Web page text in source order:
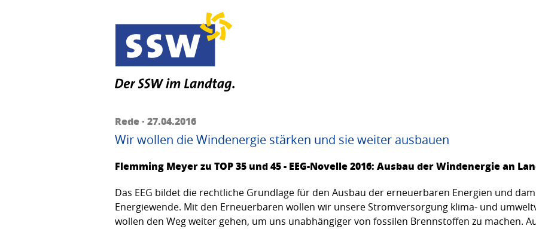
Rede · 27.04.2016
Wir wollen die Windenergie stärken und sie weiter ausbauen
Flemming Meyer zu TOP 35 und 45 - EEG-Novelle 2016: Ausbau der Windenergie an
Das EEG bildet die rechtliche Grundlage für den Ausbau der erneuerbaren Energien und
Energiewende. Mit den Erneuerbaren wollen wir unsere Stromversorgung klima- und
wollen den Weg weiter gehen, um uns unabhängiger von fossilen Brennstoffen zu machen.